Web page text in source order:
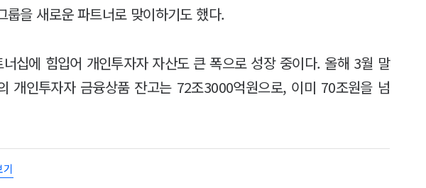
룹을 새로운 파트너로 맞이하기도 했다.
십에 힘입어 개인투자자 자산도 큰 폭으로 성장 중이다. 올해 3월 말
개인투자자 금융상품 잔고는 72조3000억원으로, 이미 70조원을 넘